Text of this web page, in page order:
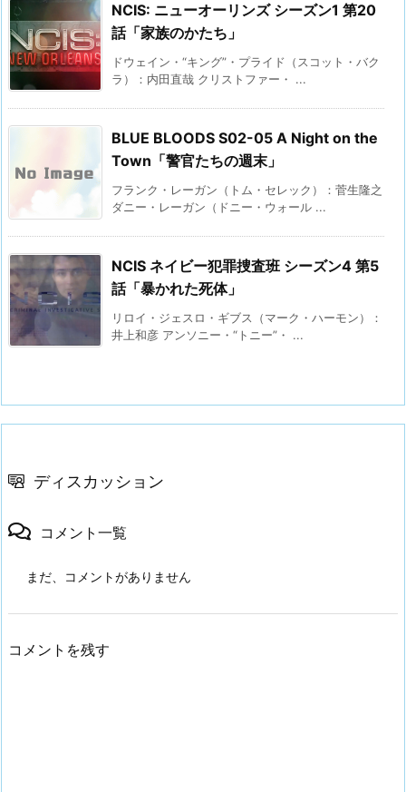
NCIS: ニューオーリンズ シーズン1 第20
話「家族のかたち」
ドウェイン・“キング”・プライド（スコット・バク
ラ）：内田直哉 クリストファー・ ...
BLUE BLOODS S02-05 A Night on the
Town「警官たちの週末」
フランク・レーガン（トム・セレック）：菅生隆之
ダニー・レーガン（ドニー・ウォール ...
NCIS ネイビー犯罪捜査班 シーズン4 第5
話「暴かれた死体」
リロイ・ジェスロ・ギブス（マーク・ハーモン）：
井上和彦 アンソニー・“トニー”・ ...
ディスカッション
コメント一覧
まだ、コメントがありません
コメントを残す